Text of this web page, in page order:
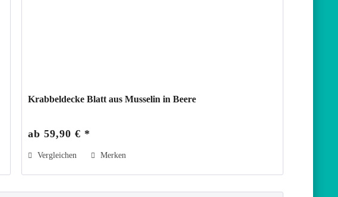
Krabbeldecke Blatt aus Musselin in Beere
ab 59,90 € *
Vergleichen Merken